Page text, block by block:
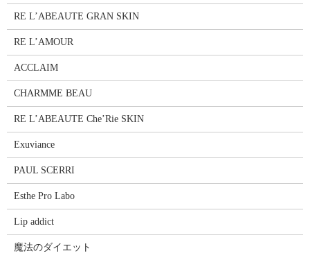
RE L’ABEAUTE GRAN SKIN
RE L’AMOUR
ACCLAIM
CHARMME BEAU
RE L’ABEAUTE Che’Rie SKIN
Exuviance
PAUL SCERRI
Esthe Pro Labo
Lip addict
魔法のダイエット